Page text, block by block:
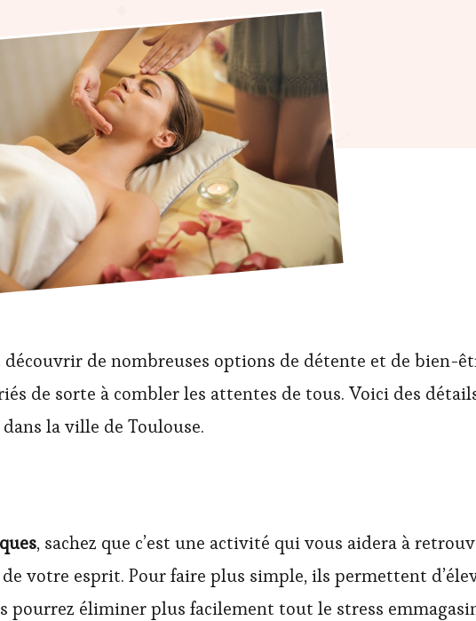
de nombreuses options de détente et de bien-
de sorte à combler les attentes de tous. Voici des
la ville de Toulouse.
, sachez que c’est une activité qui vous aidera à
votre esprit. Pour faire plus simple, ils permettent
pourrez éliminer plus facilement tout le stress